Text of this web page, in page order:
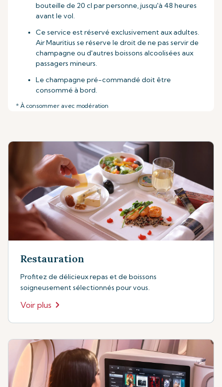
bouteille de 20 cl par personne, jusqu'à 48 heures
avant le vol.
Ce service est réservé exclusivement aux adultes.
Air Mauritius se réserve le droit de ne pas servir de
champagne ou d'autres boissons alcoolisées aux
passagers mineurs.
Le champagne pré-commandé doit être
consommé à bord.
* À consommer avec modération
Restauration
Profitez de délicieux repas et de boissons
soigneusement sélectionnés pour vous.
Voir plus